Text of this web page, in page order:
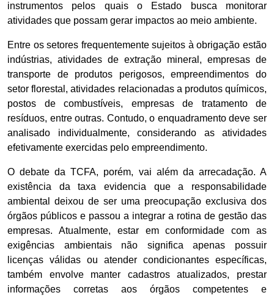
instrumentos pelos quais o Estado busca monitorar
atividades que possam gerar impactos ao meio ambiente.
Entre os setores frequentemente sujeitos à obrigação estão
indústrias, atividades de extração mineral, empresas de
transporte de produtos perigosos, empreendimentos do
setor florestal, atividades relacionadas a produtos químicos,
postos de combustíveis, empresas de tratamento de
resíduos, entre outras. Contudo, o enquadramento deve ser
analisado individualmente, considerando as atividades
efetivamente exercidas pelo empreendimento.
O debate da TCFA, porém, vai além da arrecadação. A
existência da taxa evidencia que a responsabilidade
ambiental deixou de ser uma preocupação exclusiva dos
órgãos públicos e passou a integrar a rotina de gestão das
empresas. Atualmente, estar em conformidade com as
exigências ambientais não significa apenas possuir
licenças válidas ou atender condicionantes específicas,
também envolve manter cadastros atualizados, prestar
informações corretas aos órgãos competentes e